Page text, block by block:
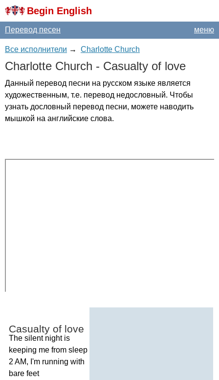
Begin English
меню
Перевод песен
Все исполнители → Charlotte Church
Charlotte Church - Casualty of love
Данный перевод песни на русском языке является
художественным, т.е. перевод недословный. Чтобы
узнать дословный перевод песни, можете наводить
мышкой на английские слова.
Casualty of love
The silent night is
keeping me from sleep
2 AM, I'm running with
bare feet